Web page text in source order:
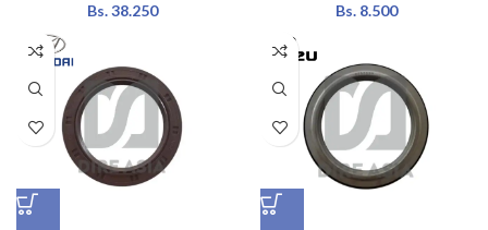
Bs.38.250 Bs.8.500